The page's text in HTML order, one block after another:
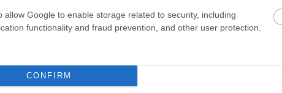
allow Google to enable storage related to security, including
functionality and fraud prevention, and other user protection.
CONFIRM